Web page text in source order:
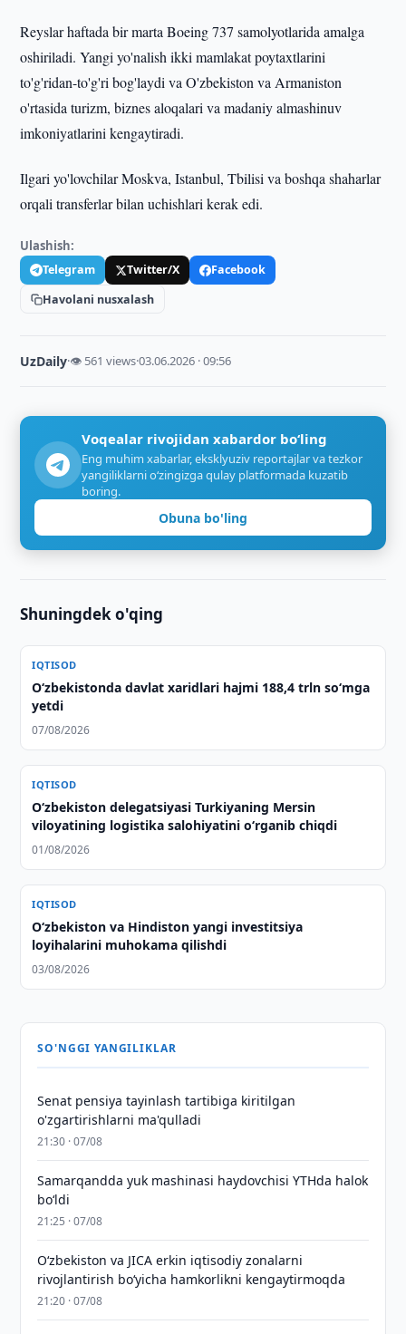
Reyslar haftada bir marta Boeing 737 samolyotlarida amalga
oshiriladi. Yangi yo'nalish ikki mamlakat poytaxtlarini
to'g'ridan-to'g'ri bog'laydi va O'zbekiston va Armaniston
o'rtasida turizm, biznes aloqalari va madaniy almashinuv
imkoniyatlarini kengaytiradi.
Ilgari yo'lovchilar Moskva, Istanbul, Tbilisi va boshqa shaharlar
orqali transferlar bilan uchishlari kerak edi.
Ulashish:
Telegram Twitter/X
Facebook
Havolani nusxalash
UzDaily·👁 561 views·03.06.2026 · 09:56
Voqealar rivojidan xabardor bo‘ling
Eng muhim xabarlar, eksklyuziv reportajlar va tezkor
yangiliklarni o‘zingizga qulay platformada kuzatib
boring.
Obuna bo'ling
Shuningdek o'qing
IQTISOD
O‘zbekistonda davlat xaridlari hajmi 188,4 trln so‘mga
yetdi
07/08/2026
IQTISOD
Oʻzbekiston delegatsiyasi Turkiyaning Mersin
viloyatining logistika salohiyatini oʻrganib chiqdi
01/08/2026
IQTISOD
Oʻzbekiston va Hindiston yangi investitsiya
loyihalarini muhokama qilishdi
03/08/2026
SO'NGGI YANGILIKLAR
Senat pensiya tayinlash tartibiga kiritilgan
o'zgartirishlarni ma'qulladi
21:30 · 07/08
Samarqandda yuk mashinasi haydovchisi YTHda halok
bo‘ldi
21:25 · 07/08
Oʻzbekiston va JICA erkin iqtisodiy zonalarni
rivojlantirish boʻyicha hamkorlikni kengaytirmoqda
21:20 · 07/08